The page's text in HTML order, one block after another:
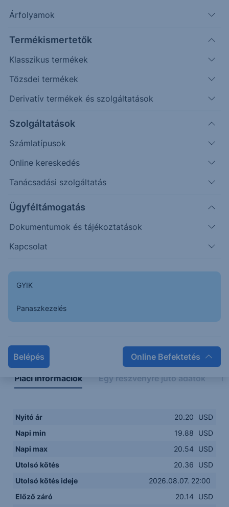
Árfolyamok
Termékismertetők
Klasszikus termékek
Tőzsdei termékek
Derivatív termékek és szolgáltatások
Szolgáltatások
Számlatípusok
Online kereskedés
Tanácsadási szolgáltatás
Ügyféltámogatás
Dokumentumok és tájékoztatások
Kapcsolat
GYIK
Panaszkezelés
Belépés Online Befektetés
19.8000
Napon belüli Historikus
Piaci információk Egy részvényre jutó adatok
Nyitó ár 20.20
USD
Napi min
19.88
USD
Napi max
20.54
USD
Utolsó kötés
20.36
USD
Utolsó kötés ideje
2026.08.07. 22:00
Előző záró
20.14
USD